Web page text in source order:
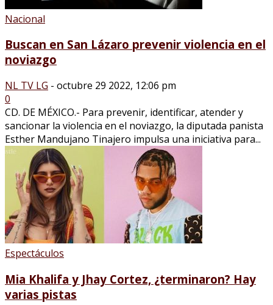
Nacional
Buscan en San Lázaro prevenir violencia en el
noviazgo
NL TV LG - octubre 29 2022, 12:06 pm
0
CD. DE MÉXICO.- Para prevenir, identificar, atender y
sancionar la violencia en el noviazgo, la diputada panista
Esther Mandujano Tinajero impulsa una iniciativa para...
Espectáculos
Mia Khalifa y Jhay Cortez, ¿terminaron? Hay
varias pistas